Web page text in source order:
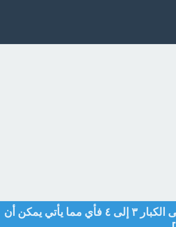
في حفلة عائلية إذا كانت نسبة الأطفال إلى الكبار ٣ إلى ٤ فأي مما يأتي يمكن أن